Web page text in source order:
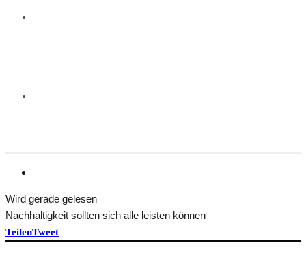
Wird gerade gelesen
Nachhaltigkeit sollten sich alle leisten können
TeilenTweet